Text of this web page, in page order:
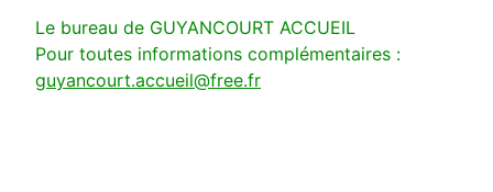
Le bureau de GUYANCOURT ACCUEIL
Pour toutes informations complémentaires :
guyancourt.accueil@free.fr